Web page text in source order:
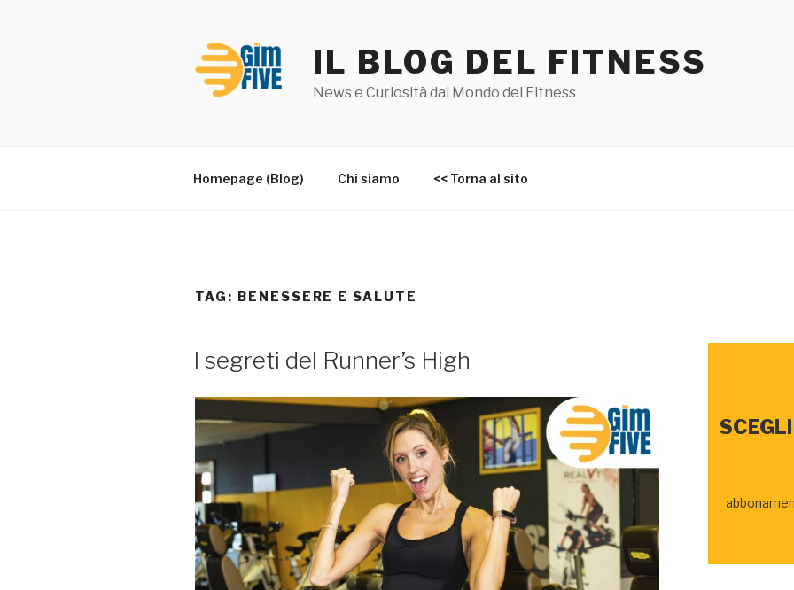
IL BLOG DEL FITNESS
News e Curiosità dal Mondo del Fitness
Homepage (Blog) Chi siamo << Torna al sito
TAG: BENESSERE E SALUTE
IL
I segreti del Runner’s High